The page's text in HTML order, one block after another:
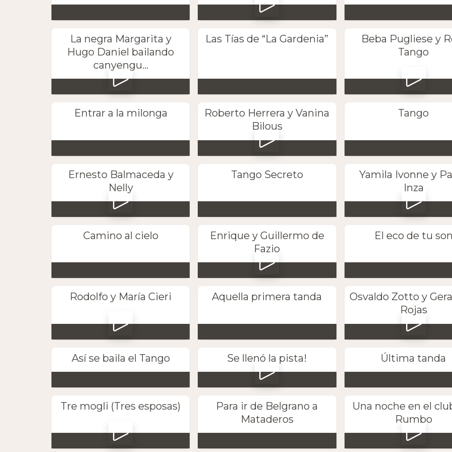
La negra Margarita y
Hugo Daniel bailando
canyengu...
Las Tías de “La Gardenia”
Beba Pugliese y
Tango
Entrar a la milonga
Roberto Herrera y Vanina
Bilous
Tango
Ernesto Balmaceda y
Nelly
Tango Secreto
Yamila Ivonne y
Inza
Camino al cielo
Enrique y Guillermo de
Fazio
El eco de tu son
Rodolfo y María Cieri Aquella primera tanda
Osvaldo Zotto y
Rojas
Así se baila el Tango Se llenó la pista! Última tanda
Tre mogli (Tres esposas)
Para ir de Belgrano a
Mataderos
Una noche en el
Rumbo